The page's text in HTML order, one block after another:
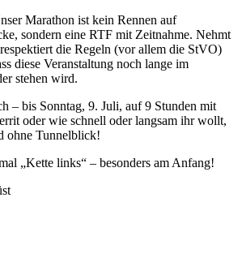
Marathon ist kein Rennen auf
sondern eine RTF mit Zeitnahme. Nehmt
die Regeln (vor allem die StVO)
diese Veranstaltung noch lange im
stehen wird.
– bis Sonntag, 9. Juli, auf 9 Stunden mit
oder wie schnell oder langsam ihr wollt,
ohne Tunnelblick!
„Kette links“ – besonders am Anfang!